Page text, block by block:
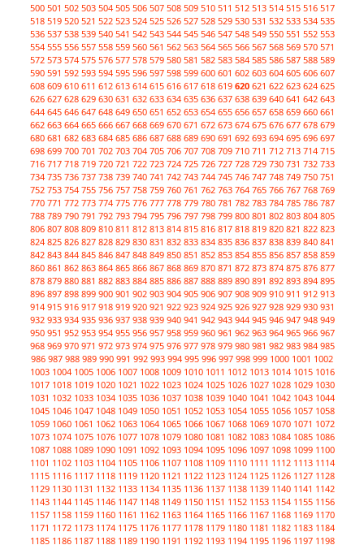
500 501 502 503 504 505 506 507 508 509 510 511 512 513 514 515 516 517
518 519 520 521 522 523 524 525 526 527 528 529 530 531 532 533 534 535
536 537 538 539 540 541 542 543 544 545 546 547 548 549 550 551 552 553
554 555 556 557 558 559 560 561 562 563 564 565 566 567 568 569 570 571
572 573 574 575 576 577 578 579 580 581 582 583 584 585 586 587 588 589
590 591 592 593 594 595 596 597 598 599 600 601 602 603 604 605 606 607
608 609 610 611 612 613 614 615 616 617 618 619 620 621 622 623 624 625
626 627 628 629 630 631 632 633 634 635 636 637 638 639 640 641 642 643
644 645 646 647 648 649 650 651 652 653 654 655 656 657 658 659 660 661
662 663 664 665 666 667 668 669 670 671 672 673 674 675 676 677 678 679
680 681 682 683 684 685 686 687 688 689 690 691 692 693 694 695 696 697
698 699 700 701 702 703 704 705 706 707 708 709 710 711 712 713 714 715
716 717 718 719 720 721 722 723 724 725 726 727 728 729 730 731 732 733
734 735 736 737 738 739 740 741 742 743 744 745 746 747 748 749 750 751
752 753 754 755 756 757 758 759 760 761 762 763 764 765 766 767 768 769
770 771 772 773 774 775 776 777 778 779 780 781 782 783 784 785 786 787
788 789 790 791 792 793 794 795 796 797 798 799 800 801 802 803 804 805
806 807 808 809 810 811 812 813 814 815 816 817 818 819 820 821 822 823
824 825 826 827 828 829 830 831 832 833 834 835 836 837 838 839 840 841
842 843 844 845 846 847 848 849 850 851 852 853 854 855 856 857 858 859
860 861 862 863 864 865 866 867 868 869 870 871 872 873 874 875 876 877
878 879 880 881 882 883 884 885 886 887 888 889 890 891 892 893 894 895
896 897 898 899 900 901 902 903 904 905 906 907 908 909 910 911 912 913
914 915 916 917 918 919 920 921 922 923 924 925 926 927 928 929 930 931
932 933 934 935 936 937 938 939 940 941 942 943 944 945 946 947 948 949
950 951 952 953 954 955 956 957 958 959 960 961 962 963 964 965 966 967
968 969 970 971 972 973 974 975 976 977 978 979 980 981 982 983 984 985
986 987 988 989 990 991 992 993 994 995 996 997 998 999 1000 1001 1002
1003 1004 1005 1006 1007 1008 1009 1010 1011 1012 1013 1014 1015 1016
1017 1018 1019 1020 1021 1022 1023 1024 1025 1026 1027 1028 1029 1030
1031 1032 1033 1034 1035 1036 1037 1038 1039 1040 1041 1042 1043 1044
1045 1046 1047 1048 1049 1050 1051 1052 1053 1054 1055 1056 1057 1058
1059 1060 1061 1062 1063 1064 1065 1066 1067 1068 1069 1070 1071 1072
1073 1074 1075 1076 1077 1078 1079 1080 1081 1082 1083 1084 1085 1086
1087 1088 1089 1090 1091 1092 1093 1094 1095 1096 1097 1098 1099 1100
1101 1102 1103 1104 1105 1106 1107 1108 1109 1110 1111 1112 1113 1114
1115 1116 1117 1118 1119 1120 1121 1122 1123 1124 1125 1126 1127 1128
1129 1130 1131 1132 1133 1134 1135 1136 1137 1138 1139 1140 1141 1142
1143 1144 1145 1146 1147 1148 1149 1150 1151 1152 1153 1154 1155 1156
1157 1158 1159 1160 1161 1162 1163 1164 1165 1166 1167 1168 1169 1170
1171 1172 1173 1174 1175 1176 1177 1178 1179 1180 1181 1182 1183 1184
1185 1186 1187 1188 1189 1190 1191 1192 1193 1194 1195 1196 1197 1198